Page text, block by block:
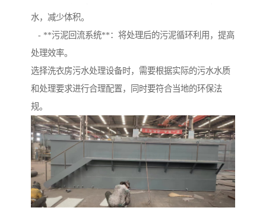
水，减少体积。
- **污泥回流系统**：将处理后的污泥循环利用，提高
处理效率。
选择洗衣房污水处理设备时，需要根据实际的污水水质
和处理要求进行合理配置，同时要符合当地的环保法
规。